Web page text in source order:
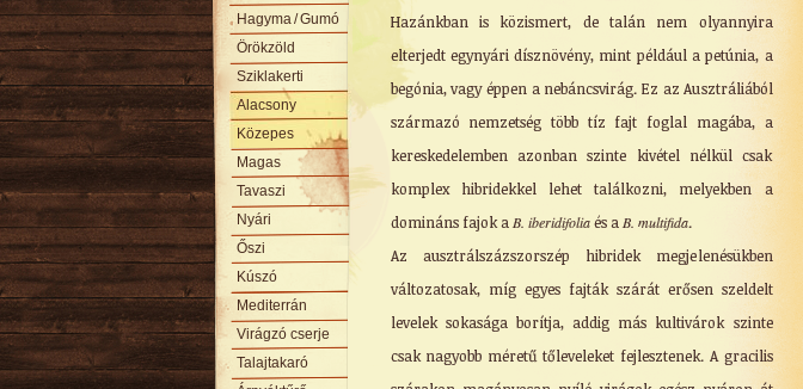
Hazánkban is közismert, de talán nem olyannyira
elterjedt egynyári dísznövény, mint például a petúnia, a
begónia, vagy éppen a nebáncsvirág. Ez az Ausztráliából
származó nemzetség több tíz fajt foglal magába, a
kereskedelemben azonban szinte kivétel nélkül csak
komplex hibridekkel lehet találkozni, melyekben a
domináns fajok a B. iberidifoliaés a B. multifida.
Az ausztrálszázszorszép hibridek megjelenésükben
változatosak, míg egyes fajták szárát erősen szeldelt
levelek sokasága borítja, addig más kultivárok szinte
csak nagyobb méretű tőleveleket fejlesztenek. A gracilis
Hagyma/ Gumó
Örökzöld
Sziklakerti
Alacsony
Közepes
Magas
Tavaszi
Nyári
Őszi
Kúszó
Mediterrán
Virágzó cserje
Talajtakaró